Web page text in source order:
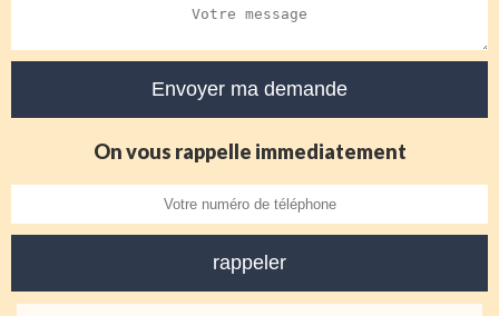
On vous rappelle immediatement